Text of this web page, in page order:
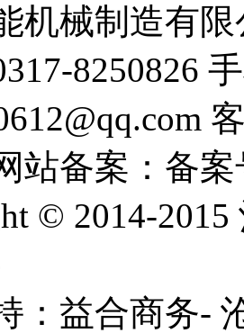
机械制造有限
8250826
站备案：备案
© 2014-
：益合商务-